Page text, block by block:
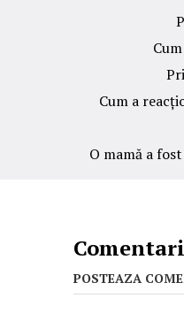
Cum a
O mamă a
POSTEAZA